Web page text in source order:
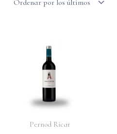
Pernod Ricar